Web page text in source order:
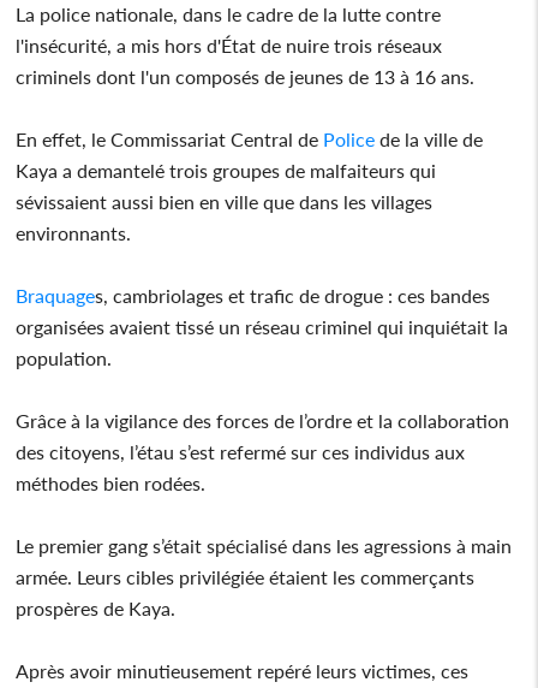
La police nationale, dans le cadre de la lutte contre
l'insécurité, a mis hors d'État de nuire trois réseaux
criminels dont l'un composés de jeunes de 13 à 16 ans.
En effet, le Commissariat Central de Police de la ville de
Kaya a demantelé trois groupes de malfaiteurs qui
sévissaient aussi bien en ville que dans les villages
environnants.
Braquages, cambriolages et trafic de drogue : ces bandes
organisées avaient tissé un réseau criminel qui inquiétait la
population.
Grâce à la vigilance des forces de l’ordre et la collaboration
des citoyens, l’étau s’est refermé sur ces individus aux
méthodes bien rodées.
Le premier gang s’était spécialisé dans les agressions à main
armée. Leurs cibles privilégiée étaient les commerçants
prospères de Kaya.
Après avoir minutieusement repéré leurs victimes, ces